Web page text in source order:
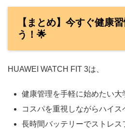
【まとめ】今すぐ健康
う！🌟
HUAWEI WATCH FIT 3は、
健康管理を手軽に始めたい大
コスパを重視しながらハイス
長時間バッテリーでストレス